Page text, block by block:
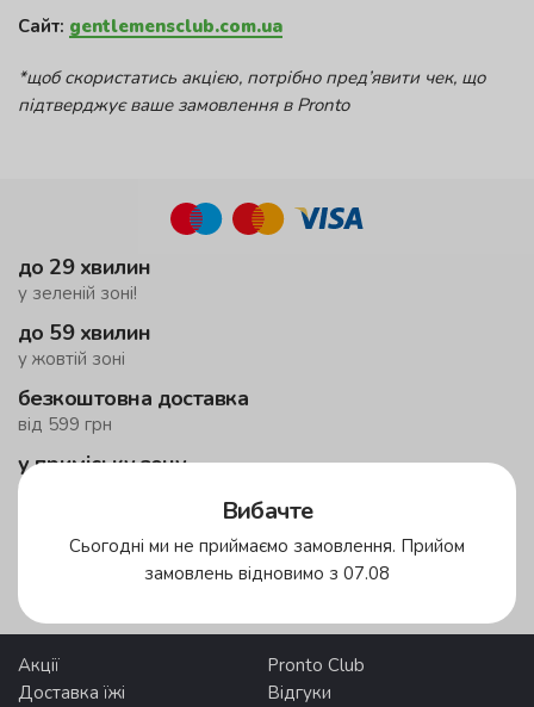
Сайт: gentlemensclub.com.ua
*щоб скористатись акцією, потрібно пред’явити чек, що
підтверджує ваше замовлення в Pronto
до 29 хвилин
у зеленій зоні!
до 59 хвилин
у жовтій зоні
безкоштовна доставка
від 599 грн
у приміську зону
мінімальне замовлення 1500 грн
Зони доставки
Акції
Pronto Club
Доставка їжі
Відгуки
Вибачте
Сьогодні ми не приймаємо замовлення. Прийом
замовлень відновимо з 07.08